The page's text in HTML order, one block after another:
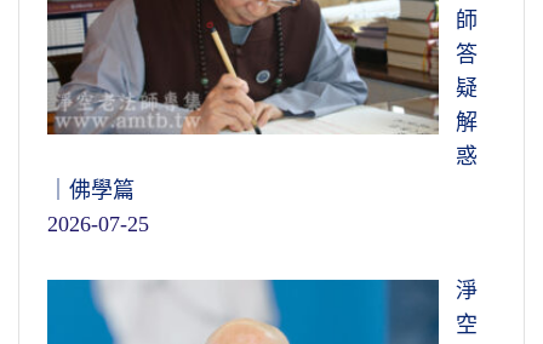
師
答
疑
解
惑
｜佛學篇
2026-07-25
淨
空